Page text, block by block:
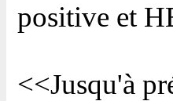
positive et
<<Jusqu'à